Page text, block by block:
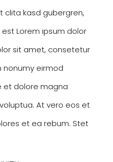
clita kasd gubergren,
Lorem ipsum dolor
sit amet, consetetur
nonumy eirmod
et dolore magna
At vero eos et
et ea rebum. Stet